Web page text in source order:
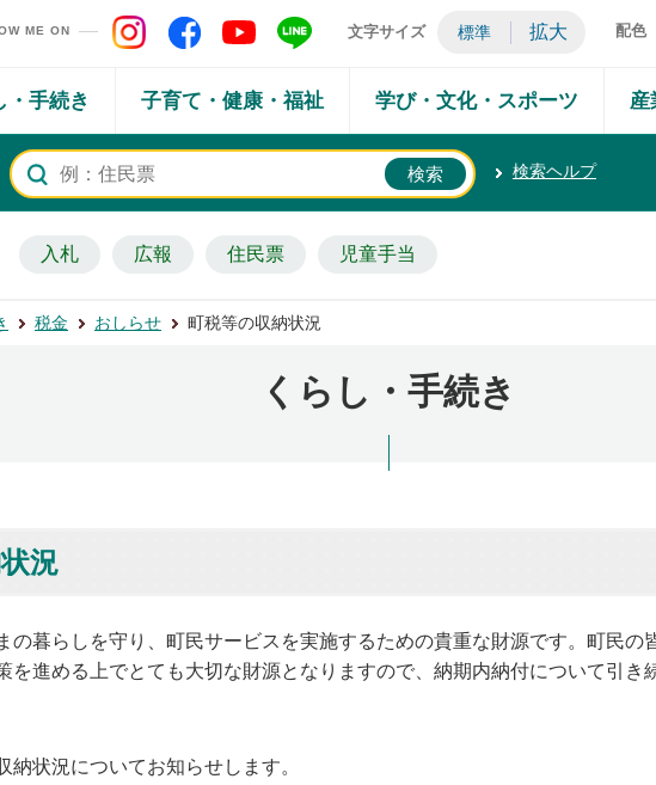
ページ
ME ON 矢吹町 Instagram
矢吹町 Facebook
矢吹町 YouTube
矢吹町 LINE
文字サイズ 標準 拡大 配色
・手続き 子育て・健康・福祉 学び・文化・スポーツ 産
検索ヘルプ
入札 広報 住民票 児童手当
税金 おしらせ 町税等の収納状況
くらし・手続き
況
の暮らしを守り、町民サービスを実施するための貴重な財源です。町民の
を進める上でとても大切な財源となりますので、納期内納付について引き
納状況についてお知らせします。